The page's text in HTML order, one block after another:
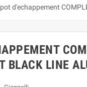
pot d'echappement
BLACK LINE